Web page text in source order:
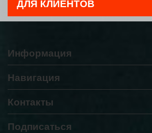
ДЛЯ КЛИЕНТОВ
Информация
Навигация
Контакты
Подписаться